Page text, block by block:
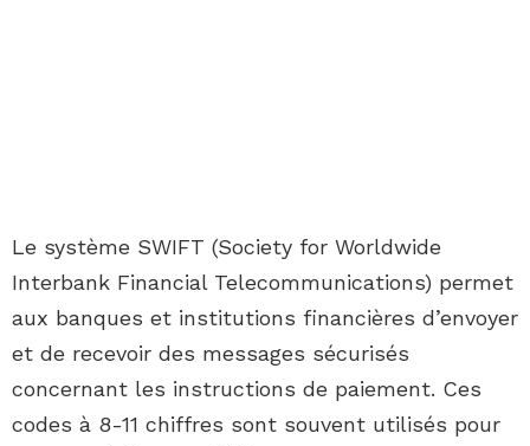
Le système SWIFT (Society for Worldwide
Interbank Financial Telecommunications) permet
aux banques et institutions financières d’envoyer
et de recevoir des messages sécurisés
concernant les instructions de paiement. Ces
codes à 8-11 chiffres sont souvent utilisés pour